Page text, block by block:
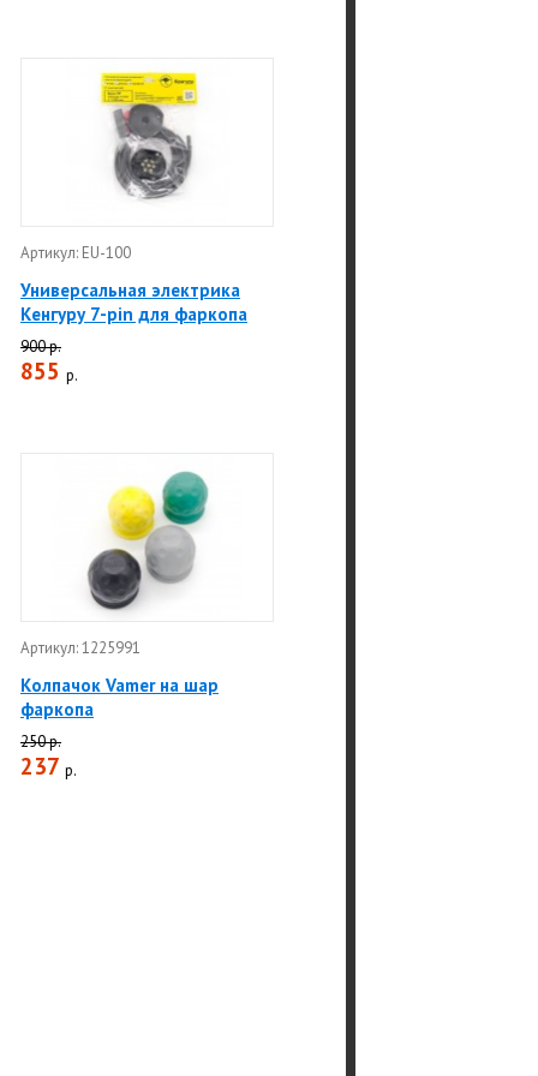
Артикул: EU-100
Универсальная электрика
Кенгуру 7-pin для фаркопа
900 р.
855 р.
Артикул: 1225991
Колпачок Vamer на шар
фаркопа
250 р.
237 р.